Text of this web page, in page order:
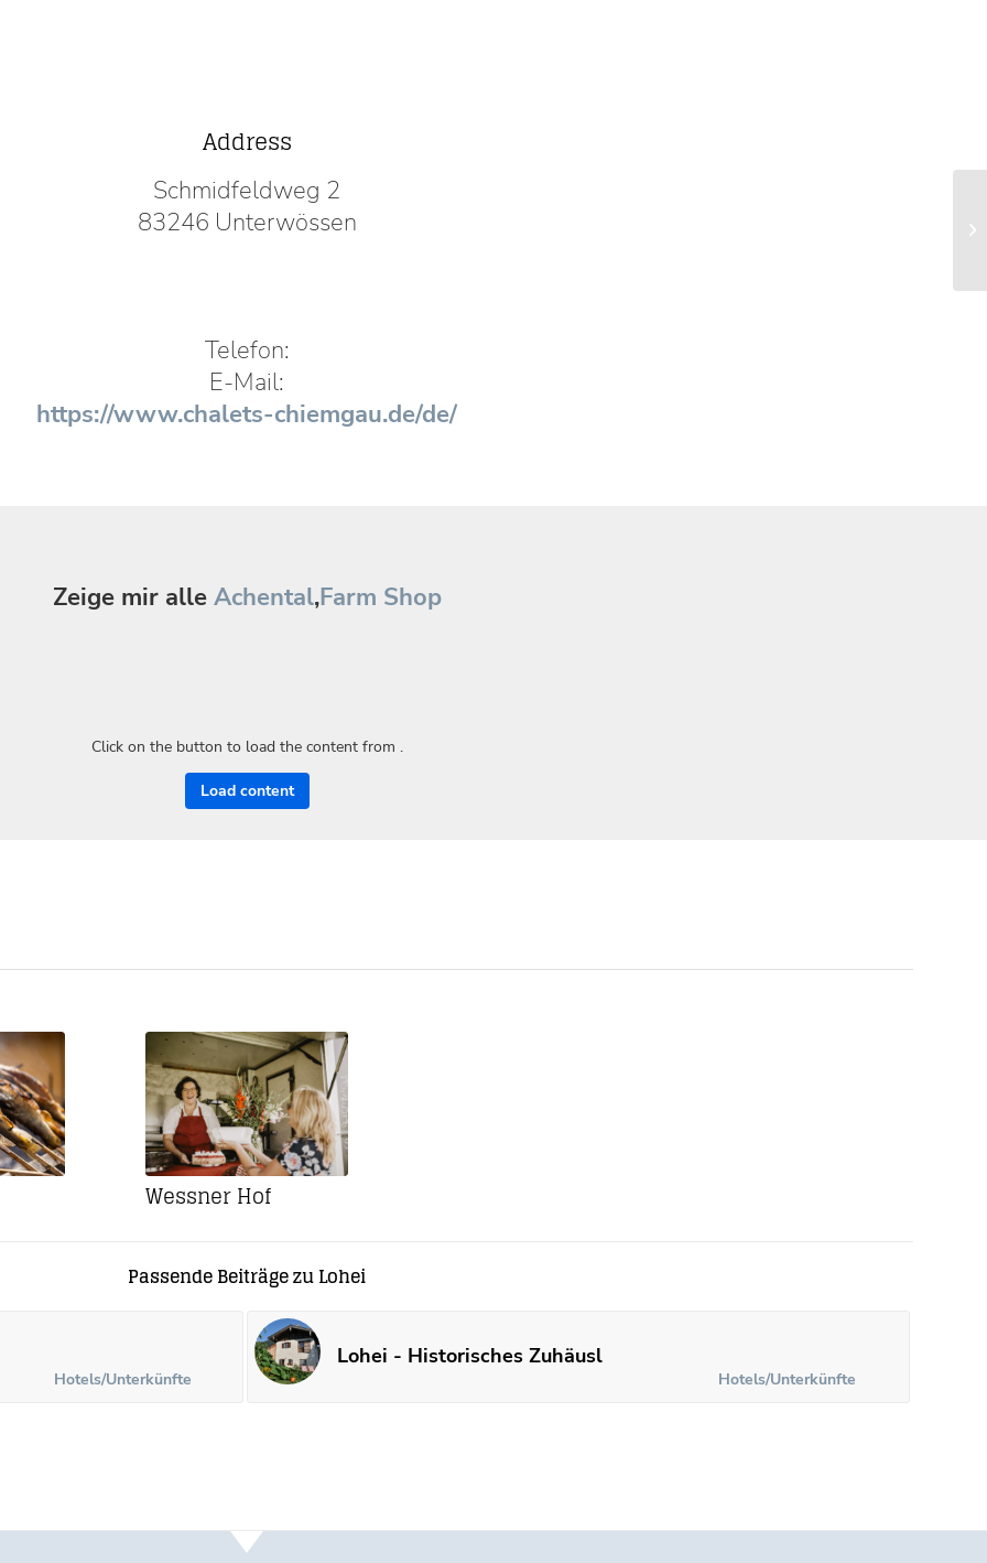
Address
Schmidfeldweg 2
83246 Unterwössen
Telefon:
E-Mail:
https://www.chalets-chiemgau.de/de/
Zeige mir alle Achental,Farm Shop
Click on the button to load the content from .
Load content
Wessner Hof
Passende Beiträge zu Lohei
Hotels/Unterkünfte
Lohei - Historisches Zuhäusl
Hotels/Unterkünfte